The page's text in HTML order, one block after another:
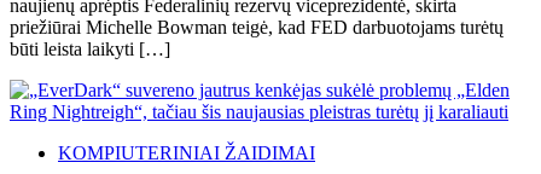
naujienų aprėptis Federalinių rezervų viceprezidentė, skirta
priežiūrai Michelle Bowman teigė, kad FED darbuotojams turėtų
būti leista laikyti […]
KOMPIUTERINIAI ŽAIDIMAI